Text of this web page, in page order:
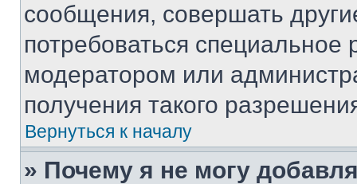
сообщения, совершать
потребоваться
модератором или
получения такого
Вернуться к началу
» Почему я не могу